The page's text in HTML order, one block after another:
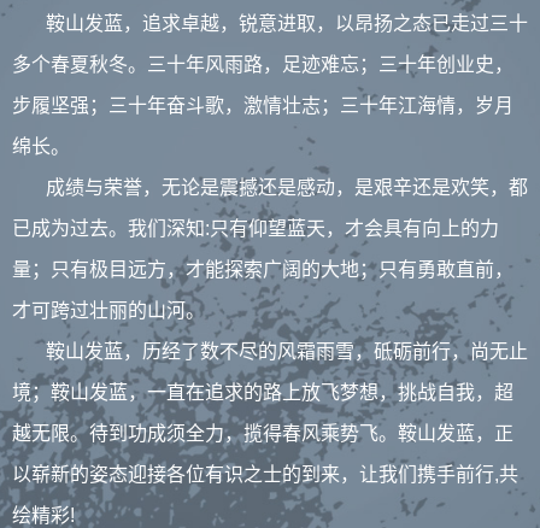
鞍山发蓝，追求卓越，锐意进取，以昂扬之态已走过三十
多个春夏秋冬。三十年风雨路，足迹难忘；三十年创业史，
步履坚强；三十年奋斗歌，激情壮志；三十年江海情，岁月
绵长。
成绩与荣誉，无论是震撼还是感动，是艰辛还是欢笑，都
已成为过去。我们深知:只有仰望蓝天，才会具有向上的力
量；只有极目远方，才能探索广阔的大地；只有勇敢直前，
才可跨过壮丽的山河。
鞍山发蓝，历经了数不尽的风霜雨雪，砥砺前行，尚无止
境；鞍山发蓝，一直在追求的路上放飞梦想，挑战自我，超
越无限。待到功成须全力，揽得春风乘势飞。鞍山发蓝，正
以崭新的姿态迎接各位有识之士的到来，让我们携手前行,共
绘精彩!